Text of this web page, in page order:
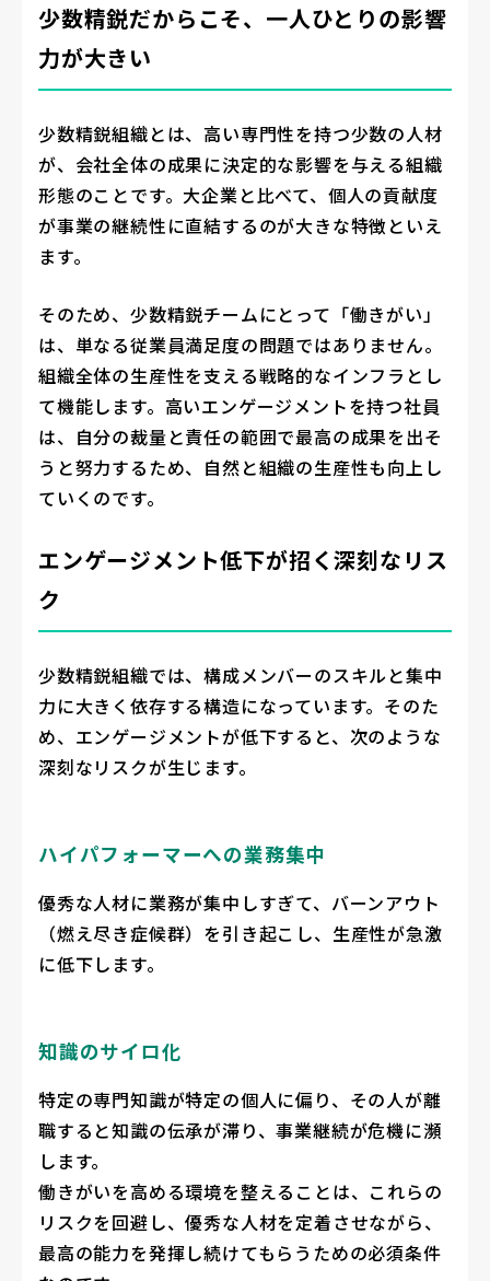
少数精鋭だからこそ、一人ひとりの影響
力が大きい
少数精鋭組織とは、高い専門性を持つ少数の人材
が、会社全体の成果に決定的な影響を与える組織
形態のことです。大企業と比べて、個人の貢献度
が事業の継続性に直結するのが大きな特徴といえ
ます。
そのため、少数精鋭チームにとって「働きがい」
は、単なる従業員満足度の問題ではありません。
組織全体の生産性を支える戦略的なインフラとし
て機能します。高いエンゲージメントを持つ社員
は、自分の裁量と責任の範囲で最高の成果を出そ
うと努力するため、自然と組織の生産性も向上し
ていくのです。
エンゲージメント低下が招く深刻なリス
ク
少数精鋭組織では、構成メンバーのスキルと集中
力に大きく依存する構造になっています。そのた
め、エンゲージメントが低下すると、次のような
深刻なリスクが生じます。
ハイパフォーマーへの業務集中
優秀な人材に業務が集中しすぎて、バーンアウト
（燃え尽き症候群）を引き起こし、生産性が急激
に低下します。
知識のサイロ化
特定の専門知識が特定の個人に偏り、その人が離
職すると知識の伝承が滞り、事業継続が危機に瀕
します。
働きがいを高める環境を整えることは、これらの
リスクを回避し、優秀な人材を定着させながら、
最高の能力を発揮し続けてもらうための必須条件